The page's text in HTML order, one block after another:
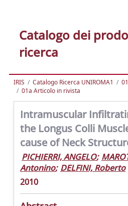
Catalogo dei
ricerca
IRIS Catalogo Ricerca UNIROMA1
01a Articolo in rivista
Intramuscular
the Longus Colli
cause of Neck
PICHIERRI, ANGELO;
Antonino; DELFINI, Roberto
2010